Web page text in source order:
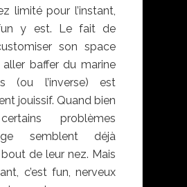
limité pour l’instant,
y est. Le fait de
son space
baffer du marine
(ou l’inverse) est
jouissif. Quand bien
problèmes
semblent déjà
de leur nez. Mais
c’est fun, nerveux